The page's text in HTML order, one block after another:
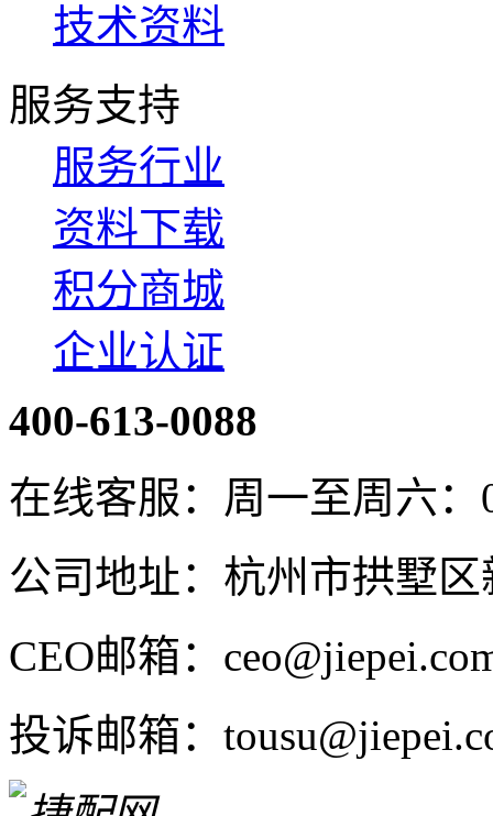
技术资料
服务支持
服务行业
资料下载
积分商城
企业认证
400-613-0088
在线客服：周一至周六：
公司地址：杭州市拱墅
CEO邮箱：
投诉邮箱：